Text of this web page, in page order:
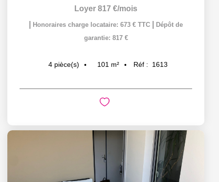
Loyer 817 €/mois
Honoraires charge locataire: 673 € TTC
Dépôt de
garantie: 817 €
4 pièce(s) 101 m² Réf : 1613